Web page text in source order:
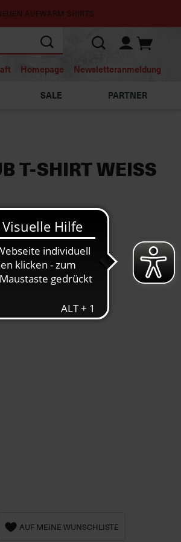
AUFWÄRM SHIRTS
Homepage Newsletteranmeldung
SALE PARTNER
T-SHIRT WEISS
AUF MEINE WUNSCHLISTE